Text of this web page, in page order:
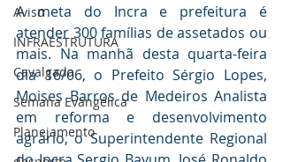
Aviso
INFRAESTRUTURA
Cavalgada
Semana Evangélica
Planejamento
A meta do Incra e prefeitura é
atender 300 famílias de assetados ou
mais. Na manhã desta quarta-feira
dia 16/06, o Prefeito Sérgio Lopes,
Moises Barros de Medeiros Analista
em reforma e desenvolvimento
agrário, o Superintendente Regional